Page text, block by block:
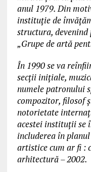
anul 1979. Din
instituție de
structura,
„Grupe de artă
În 1990 se va
secții inițiale,
numele patronului
compozitor, filosof
notorietate
acestei instituții se
includerea în
artistice cum ar fi :
arhitectură – 2002.